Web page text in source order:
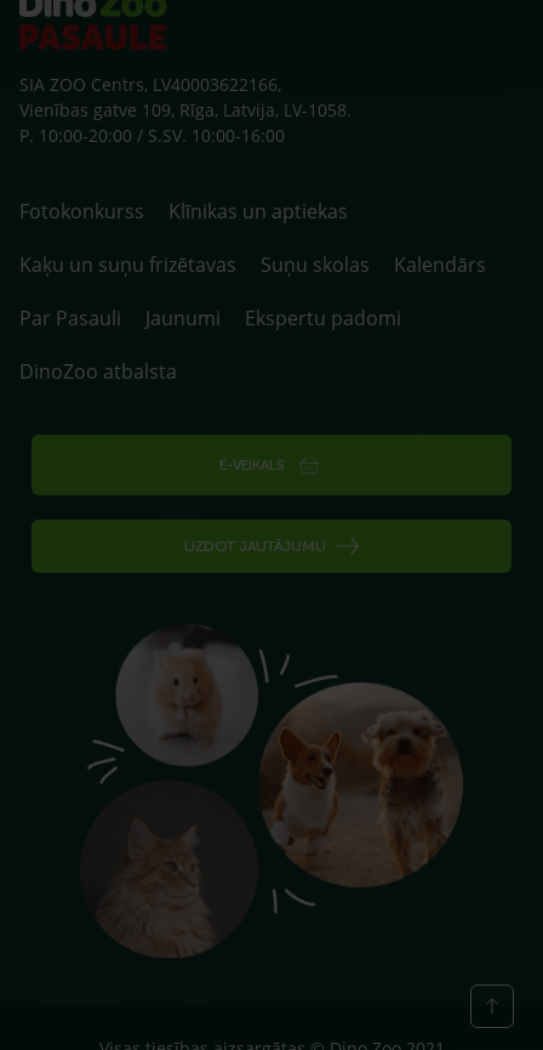
SIA ZOO Centrs, LV40003622166,
Vienības gatve 109, Rīga, Latvija, LV-1058.
P. 10:00-20:00 / S.SV. 10:00-16:00
Fotokonkurss
Klīnikas un aptiekas
Kaķu un suņu frizētavas
Suņu skolas
Kalendārs
Par Pasauli
Jaunumi
Ekspertu padomi
DinoZoo atbalsta
E-VEIKALS
UZDOT JAUTĀJUMU